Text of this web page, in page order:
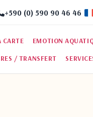
+590 (0) 590 90 46 46
CARTE EMOTION
/ TRANSFERT